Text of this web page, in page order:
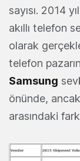
sayısı. 2014
akıllı telefon
olarak
telefon
Samsung
önünde,
arasındaki